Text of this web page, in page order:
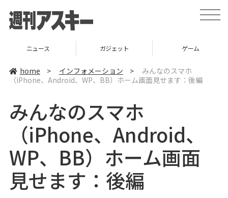
t
o
ガジェット ゲーム グルメ
home > インフォメーション >
みんなのスマホ
（iPhone、Android、WP、BB）ホーム画面見せます：後編
みんなのスマホ
（iPhone、Android、
WP、BB）ホーム画面
見せます：後編